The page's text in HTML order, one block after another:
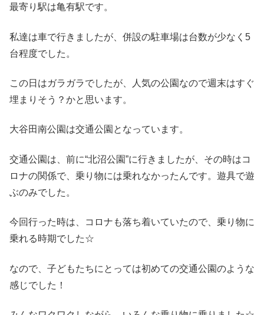
最寄り駅は亀有駅です。
私達は車で行きましたが、併設の駐車場は台数が少なく5
台程度でした。
この日はガラガラでしたが、人気の公園なので週末はすぐ
埋まりそう？かと思います。
大谷田南公園は交通公園となっています。
交通公園は、前に“北沼公園”に行きましたが、その時はコ
ロナの関係で、乗り物には乗れなかったんです。遊具で遊
ぶのみでした。
今回行った時は、コロナも落ち着いていたので、乗り物に
乗れる時期でした☆
なので、子どもたちにとっては初めての交通公園のような
感じでした！